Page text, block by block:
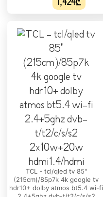
კედელზე დამონტაჟება:
VESA 300 x 300
ᲮᲛᲘᲡ ᲛᲐᲮᲐᲡᲘᲐᲗᲔᲑᲚᲔᲑᲘ
სპიკერების რაოდენობა:
სპიკერის სიმძლავრე:
N/A
Dolby Atmos:
ᲡᲛᲐᲠᲢ TV-ᲘᲡ ᲤᲣᲜᲥᲪᲘᲔᲑᲘ
AirPlay:
დიახ
1,424₾
TCL - tcl/qled tv 85"
(215cm)/85p7k 4k google tv
hdr10+ dolby atmos bt5.4 wi-fi